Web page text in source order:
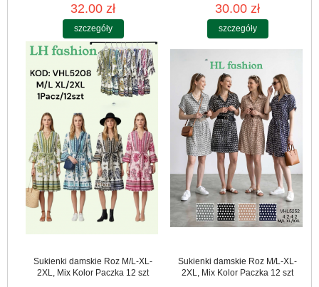
32.00 zł
szczegóły
30.00 zł
szczegóły
Sukienki damskie Roz M/L-XL-
2XL, Mix Kolor Paczka 12 szt
Sukienki damskie Roz M/L-XL-
2XL, Mix Kolor Paczka 12 szt